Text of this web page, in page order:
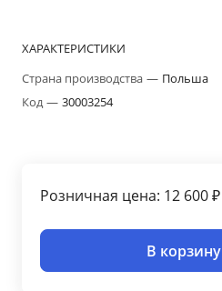
ХАРАКТЕРИСТИКИ
Страна производства — Польша
Код— 30003254
Розничная цена: 12 600 ₽
В корзину